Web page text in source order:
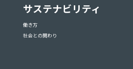
サステナビリティ
働き方
社会との関わり